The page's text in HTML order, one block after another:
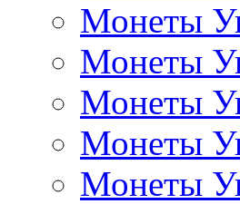
Монеты
Монеты
Монеты
Монеты
Монеты